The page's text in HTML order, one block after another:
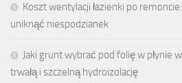
Koszt wentylacji łazienki po
uniknąć niespodzianek
Jaki grunt wybrać pod folię w płynie
trwałą i szczelną hydroizolację